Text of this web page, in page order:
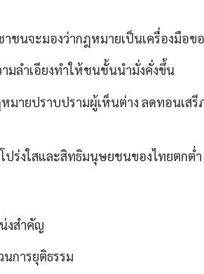
าชนจะมองว่ากฎหมายเป็นเครื่องมือข
ามลำเอียงทำให้ชนชั้นนำมั่งคั่งขึ้น
มายปราบปรามผู้เห็นต่าง ลดทอนเสรี
ปร่งใสและสิทธิมนุษยชนของไทยตกต่ำ
งสำคัญ
นการยุติธรรม